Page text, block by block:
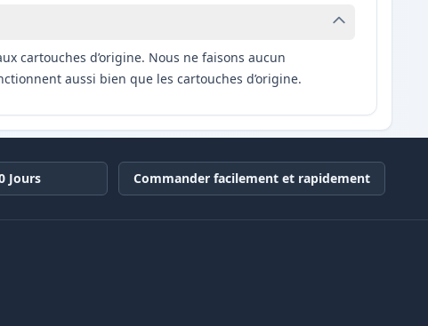
cartouches d’origine. Nous ne faisons aucun
aussi bien que les cartouches d’origine.
Jours Commander facilement et rapidement